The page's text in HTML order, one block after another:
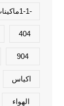
-1-1ماكينات
404
904
اكياس
الهواء